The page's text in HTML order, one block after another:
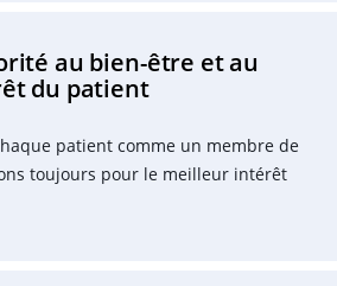
au bien-être et au
du patient
patient comme un membre de
toujours pour le meilleur intérêt